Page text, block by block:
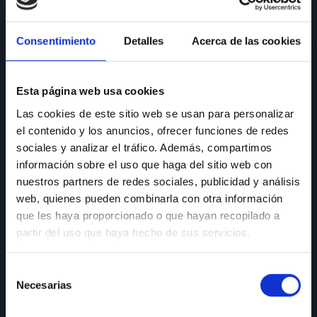
Consentimiento Detalles Acerca de las cookies
Esta página web usa cookies
Las cookies de este sitio web se usan para personalizar
el contenido y los anuncios, ofrecer funciones de redes
sociales y analizar el tráfico. Además, compartimos
información sobre el uso que haga del sitio web con
nuestros partners de redes sociales, publicidad y análisis
web, quienes pueden combinarla con otra información
que les haya proporcionado o que hayan recopilado a
partir del uso que haya hecho de sus servicios.
Necesarias
CONSULTAS
91 690 96 63
Móvil:636 59 60 42
E-mail: info@nectali.com
SHOWROOM
Timanfaya, 15, 17 y 19
28970 Humanes de Madrid
Lunes a viernes: